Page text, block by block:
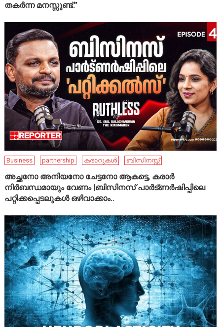
തകർന്ന മനസ്സുണ്ട്.”
Business partnership കരാറുകൾ ബിസിനസ്സ്
അച്ഛനോ അനിയനോ ചേട്ടനോ ആകട്ടെ, കരാർ
നിർബന്ധമായും വേണം |ബിസിനസ് പാർട്ണർഷിപ്പിലെ
പറ്റിക്കപ്പെടലുകൾ ഒഴിവാക്കാം..